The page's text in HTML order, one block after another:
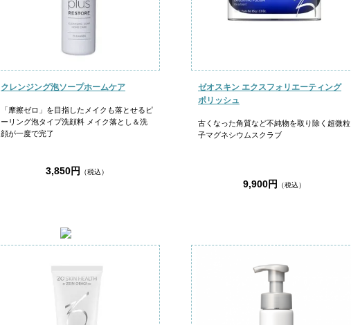
クレンジング泡ソープホームケア
「摩擦ゼロ」を目指したメイクも落とせるピ
ーリング泡タイプ洗顔料 メイク落とし＆洗
顔が一度で完了
3,850円 （税込）
ゼオスキン エクスフォリエーティング
ポリッシュ
古くなった角質など不純物を取り除く超微粒
子マグネシウムスクラブ
9,900円 （税込）